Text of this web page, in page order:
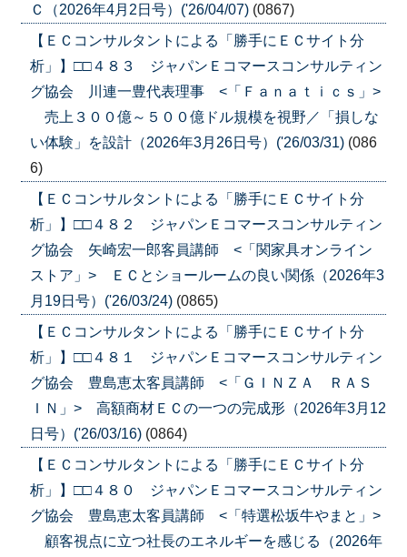
Ｃ（2026年4月2日号）('26/04/07) (0867)
【ＥＣコンサルタントによる「勝手にＥＣサイト分
析」】□□４８３ ジャパンＥコマースコンサルティン
グ協会 川連一豊代表理事 <「Ｆａｎａｔｉｃｓ」>
売上３００億～５００億ドル規模を視野／「損しな
い体験」を設計（2026年3月26日号）('26/03/31) (086
6)
【ＥＣコンサルタントによる「勝手にＥＣサイト分
析」】□□４８２ ジャパンＥコマースコンサルティン
グ協会 矢崎宏一郎客員講師 <「関家具オンライン
ストア」> ＥＣとショールームの良い関係（2026年3
月19日号）('26/03/24) (0865)
【ＥＣコンサルタントによる「勝手にＥＣサイト分
析」】□□４８１ ジャパンＥコマースコンサルティン
グ協会 豊島恵太客員講師 <「ＧＩＮＺＡ ＲＡＳ
ＩＮ」> 高額商材ＥＣの一つの完成形（2026年3月12
日号）('26/03/16) (0864)
【ＥＣコンサルタントによる「勝手にＥＣサイト分
析」】□□４８０ ジャパンＥコマースコンサルティン
グ協会 豊島恵太客員講師 <「特選松坂牛やまと」>
顧客視点に立つ社長のエネルギーを感じる（2026年